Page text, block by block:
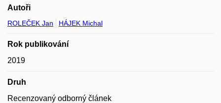
Autoři
ROLEČEK Jan HÁJEK Michal
Rok publikování
2019
Druh
Recenzovaný odborný článek